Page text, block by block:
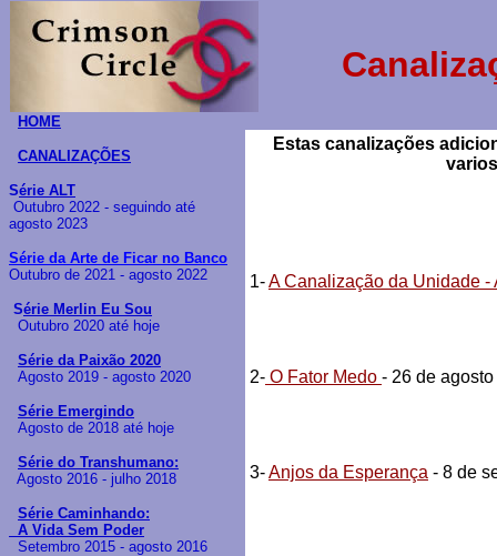
HOME
CANALIZAÇÕES
Série ALT
Outubro 2022 - seguindo até
agosto 2023
Série da Arte de Ficar no Banco
Outubro de 2021 - agosto 2022
Série Merlin Eu Sou
Outubro 2020 até hoje
Série da Paixão 2020
Agosto 2019 - agosto 2020
Série Emergindo
Agosto de 2018 até hoje
Série do Transhumano:
Agosto 2016 - julho 2018
Série Caminhando:
A Vida Sem Poder
Setembro 2015 - agosto 2016
Estas canalizações
1-A Canalização da Unidade -
2- O Fator Medo - 26 de
3-Anjos da Esperança - 8 de